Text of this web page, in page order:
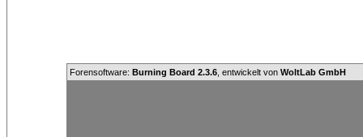
Forensoftware:Burning Board 2.3.6 , entwickelt vonWoltLab GmbH